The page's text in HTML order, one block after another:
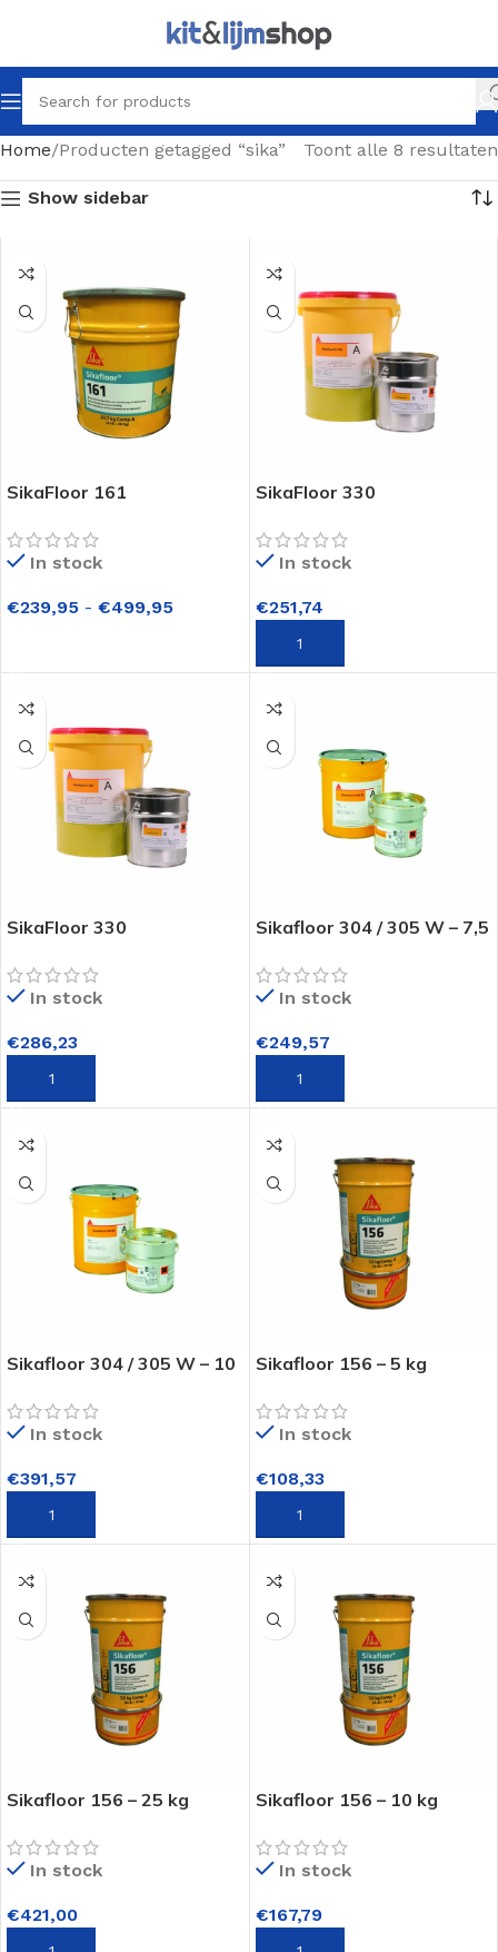
Home Producten getagged “sika” Toont alle 8 resultaten
Show sidebar
SikaFloor 161
In stock
€239,95 - €499,95
SikaFloor 330
In stock
€251,74
SikaFloor 330
In stock
€286,23
Sikafloor 304 / 305 W – 7,5
In stock
€249,57
Sikafloor 304 / 305 W – 10
In stock
€391,57
Sikafloor 156 – 5 kg
In stock
€108,33
Sikafloor 156 – 25 kg
In stock
€421,00
Sikafloor 156 – 10 kg
In stock
€167,79